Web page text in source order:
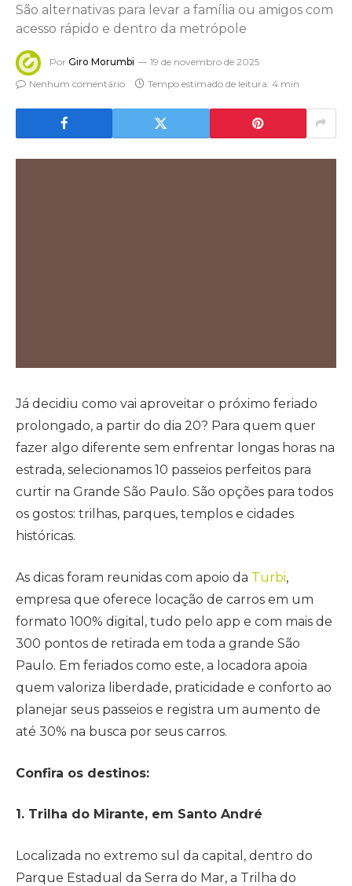
São alternativas para levar a família ou amigos com
acesso rápido e dentro da metrópole
Por Giro Morumbi
19 de novembro de 2025
Nenhum comentário
Tempo estimado de leitura: 4 min
Já decidiu como vai aproveitar o próximo feriado
prolongado, a partir do dia 20? Para quem quer
fazer algo diferente sem enfrentar longas horas na
estrada, selecionamos 10 passeios perfeitos para
curtir na Grande São Paulo. São opções para todos
os gostos: trilhas, parques, templos e cidades
históricas.
As dicas foram reunidas com apoio da Turbi,
empresa que oferece locação de carros em um
formato 100% digital, tudo pelo app e com mais de
300 pontos de retirada em toda a grande São
Paulo. Em feriados como este, a locadora apoia
quem valoriza liberdade, praticidade e conforto ao
planejar seus passeios e registra um aumento de
até 30% na busca por seus carros.
Confira os destinos:
1. Trilha do Mirante, em Santo André
Localizada no extremo sul da capital, dentro do
Parque Estadual da Serra do Mar, a Trilha do